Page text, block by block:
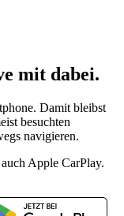
mit dabei.
Damit bleibst
besuchten
navigieren.
Apple CarPlay.